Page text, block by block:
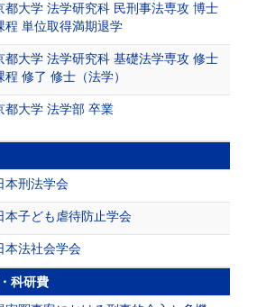
都大学 法学研究科 民刑事法専攻 博士
程 単位取得満期退学
都大学 法学研究科 基礎法学専攻 修士
程 修了 修士（法学）
都大学 法学部 卒業
本刑法学会
本子ども虐待防止学会
本法社会学会
科研費